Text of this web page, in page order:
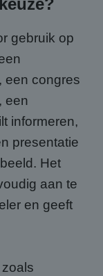
gebruik op
een congres
een
informeren,
presentatie
Het
aan te
en geeft